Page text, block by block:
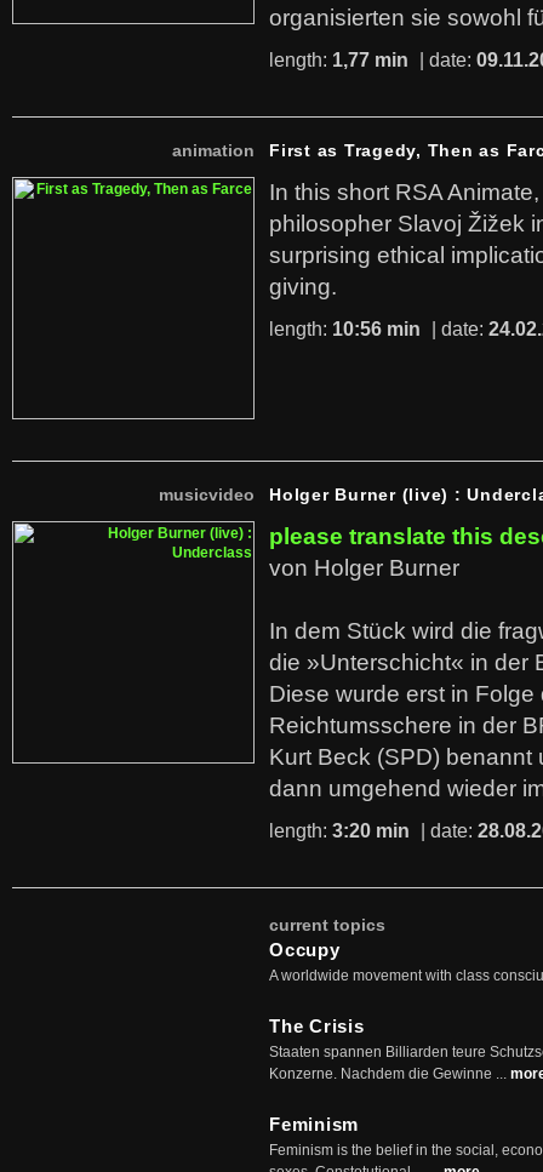
organisierten sie sowohl
length: 1,77 min | date:
animation First as Tragedy, Then as
In this short RSA
philosopher Slavoj Žižek
surprising ethical
giving.
length: 10:56 min | date:
musicvideo Holger Burner (live) :
please translate this
von Holger Burner
In dem Stück wird die
die »Unterschicht« in der
Diese wurde erst in
Reichtumsschere in der
Kurt Beck (SPD)
dann umgehend wieder
length: 3:20 min | date:
current topics
Occupy
A worldwide movement with class
The Crisis
Staaten spannen Billiarden teure
Konzerne. Nachdem die Gewinne ...
Feminism
Feminism is the belief in the social,